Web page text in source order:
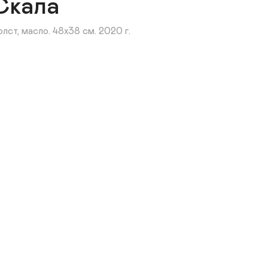
масло. 48х38 см. 2020 г.